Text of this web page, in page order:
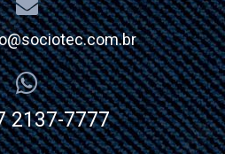
2137-7777